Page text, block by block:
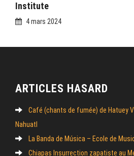
Institute
4 mars 2024
ARTICLES HASARD
Café (chants de fumée) de Hatuey
Nahuatl
La Banda de Música – Ecole de
Chiapas Insurrection zapatiste au